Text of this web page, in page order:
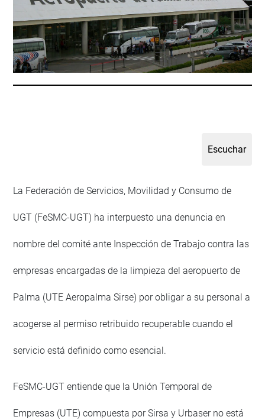
La Federación de Servicios, Movilidad y Consumo de
UGT (FeSMC-UGT) ha interpuesto una denuncia en
nombre del comité ante Inspección de Trabajo contra las
empresas encargadas de la limpieza del aeropuerto de
Palma (UTE Aeropalma Sirse) por obligar a su personal a
acogerse al permiso retribuido recuperable cuando el
servicio está definido como esencial.
FeSMC-UGT entiende que la Unión Temporal de
Empresas (UTE) compuesta por Sirsa y Urbaser no está